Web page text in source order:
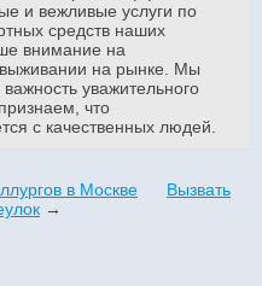
и вежливые услуги по
средств наших
внимание на
выживании на рынке. Мы
уважительного
что
с качественных людей.
в Москве
Вызвать
→